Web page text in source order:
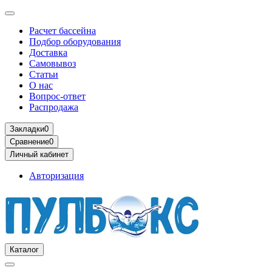
Расчет бассейна
Подбор оборудования
Доставка
Самовывоз
Статьи
О нас
Вопрос-ответ
Распродажа
Закладки0
Сравнение0
Личный кабинет
Авторизация
Каталог